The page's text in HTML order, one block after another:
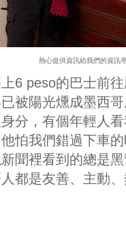
熱心提供資訊給我們的資訊
6 peso的巴士前
被陽光燻成墨西
分，有個年輕人
怕我們錯過下車
聞裡看到的總是
都是友善、主動